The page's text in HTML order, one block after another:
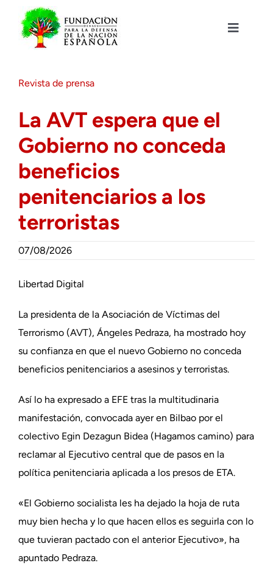
contenido
Toggle
Actualidad
Actividades
Colabora
Revista de prensa
La AVT espera que el
Gobierno no conceda
beneficios
penitenciarios a los
terroristas
07/08/2026
Libertad Digital
La presidenta de la Asociación de Víctimas del
Terrorismo (AVT), Ángeles Pedraza, ha mostrado hoy
su confianza en que el nuevo Gobierno no conceda
beneficios penitenciarios a asesinos y terroristas.
Así lo ha expresado a EFE tras la multitudinaria
manifestación, convocada ayer en Bilbao por el
colectivo Egin Dezagun Bidea (Hagamos camino) para
reclamar al Ejecutivo central que de pasos en la
política penitenciaria aplicada a los presos de ETA.
«El Gobierno socialista les ha dejado la hoja de ruta
muy bien hecha y lo que hacen ellos es seguirla con lo
que tuvieran pactado con el anterior Ejecutivo», ha
apuntado Pedraza.